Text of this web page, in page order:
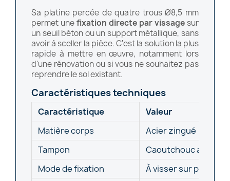
Sa platine percée de quatre trous Ø8,5 mm
permet unefixation directe par vissage sur
un seuil béton ou un support métallique, sans
avoir à sceller la pièce. C'est la solution la plus
rapide à mettre en œuvre, notamment lors
d'une rénovation ou si vous ne souhaitez pas
reprendre le sol existant.
Caractéristiques techniques
Caractéristique
Valeur
Matière corps
Acier zingué
Tampon
Caoutchouc
Mode de fixation
À visser sur platine